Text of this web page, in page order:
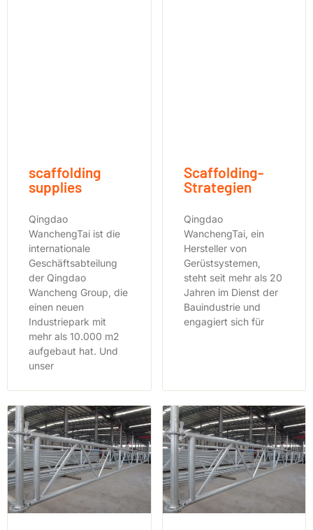
scaffolding
supplies
Qingdao
WanchengTai ist die
internationale
Geschäftsabteilung
der Qingdao
Wancheng Group, die
einen neuen
Industriepark mit
mehr als 10.000 m2
aufgebaut hat. Und
unser
Scaffolding-
Strategien
Qingdao
WanchengTai, ein
Hersteller von
Gerüstsystemen,
steht seit mehr als 20
Jahren im Dienst der
Bauindustrie und
engagiert sich für